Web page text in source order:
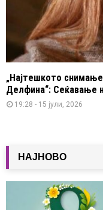
„Најтешкото
Делфина“: Сеќавање
19:28 - 15 јули, 2026
НАЈНОВО